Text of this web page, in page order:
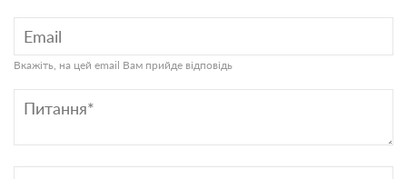
Вкажіть, на цей email Вам прийде відповідь